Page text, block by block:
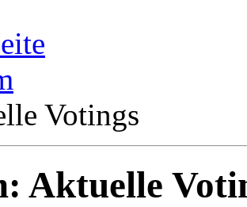
Votings
Aktuelle